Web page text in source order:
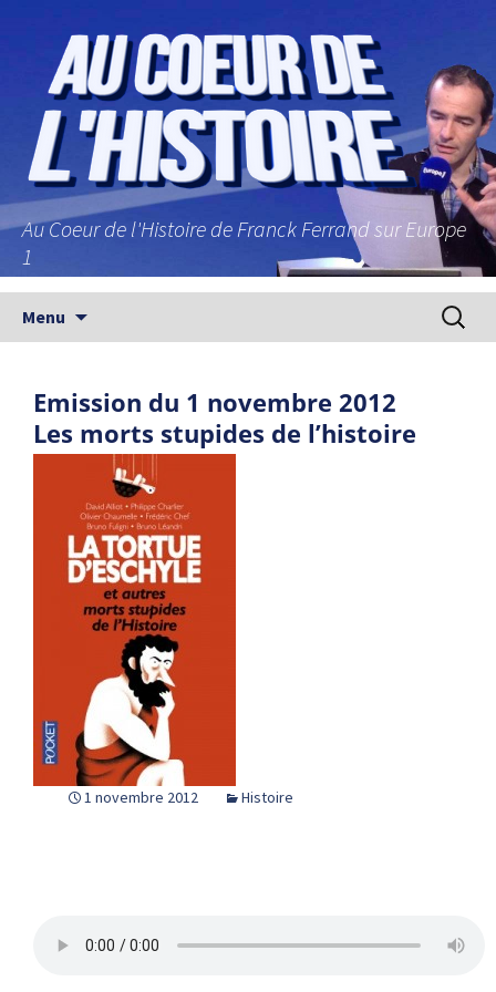
Au Coeur de l'Histoire de Franck Ferrand sur Europe
1
Menu
Emission du 1 novembre 2012
Les morts stupides de l’histoire
1 novembre 2012 Histoire